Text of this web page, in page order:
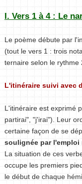
I. Vers 1 à 4 : Le
Le poème débute par
(tout le vers 1 : trois
ternaire selon le rythme
L'itinéraire suivi avec
L'itinéraire est exprimé
partirai", "j'irai"). Leur
certaine façon de se
soulignée par l'emploi
La situation de ces
occupe les premiers
le début de chaque